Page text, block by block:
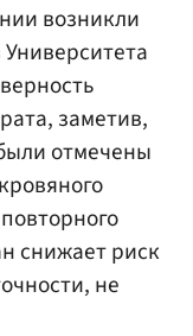
возникли
заметив,
отмечены
снижает риск
не